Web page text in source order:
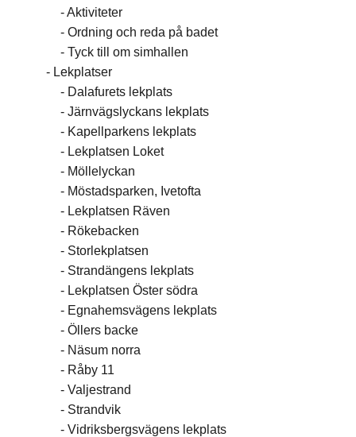
Aktiviteter
Ordning och reda på badet
Tyck till om simhallen
Lekplatser
Dalafurets lekplats
Järnvägslyckans lekplats
Kapellparkens lekplats
Lekplatsen Loket
Möllelyckan
Möstadsparken, Ivetofta
Lekplatsen Räven
Rökebacken
Storlekplatsen
Strandängens lekplats
Lekplatsen Öster södra
Egnahemsvägens lekplats
Öllers backe
Näsum norra
Råby 11
Valjestrand
Strandvik
Vidriksbergsvägens lekplats